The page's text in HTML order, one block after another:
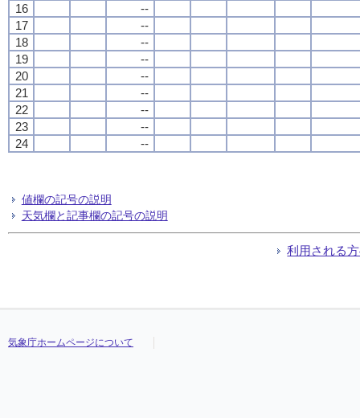
16
--
17
--
18
--
19
--
20
--
21
--
22
--
23
--
24
--
値欄の記号の説明
天気欄と記事欄の記号の説明
利用される
気象庁ホームページについて